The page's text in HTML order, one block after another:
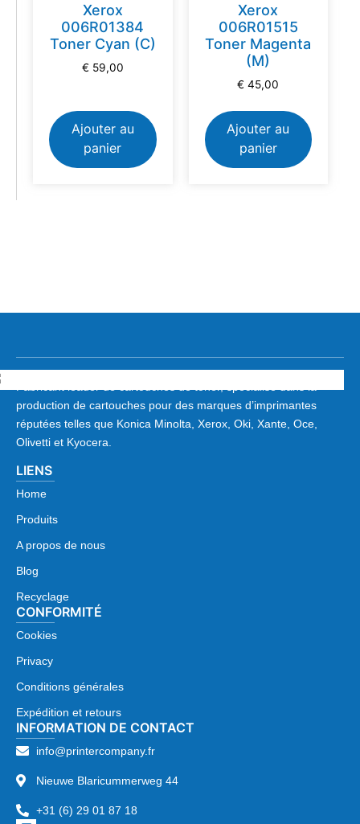
Xerox
006R01384
Toner Cyan (C)
€ 59,00
Ajouter au
panier
Xerox
006R01515
Toner Magenta
(M)
€ 45,00
Ajouter au
panier
production de cartouches pour des marques d’imprimantes
réputées telles que Konica Minolta, Xerox, Oki, Xante, Oce,
Olivetti et Kyocera.
LIENS
Home
Produits
A propos de nous
Blog
Recyclage
CONFORMITÉ
Cookies
Privacy
Conditions générales
Expédition et retours
INFORMATION DE CONTACT
info@printercompany.fr
Nieuwe Blaricummerweg 44
+31 (6) 29 01 87 18